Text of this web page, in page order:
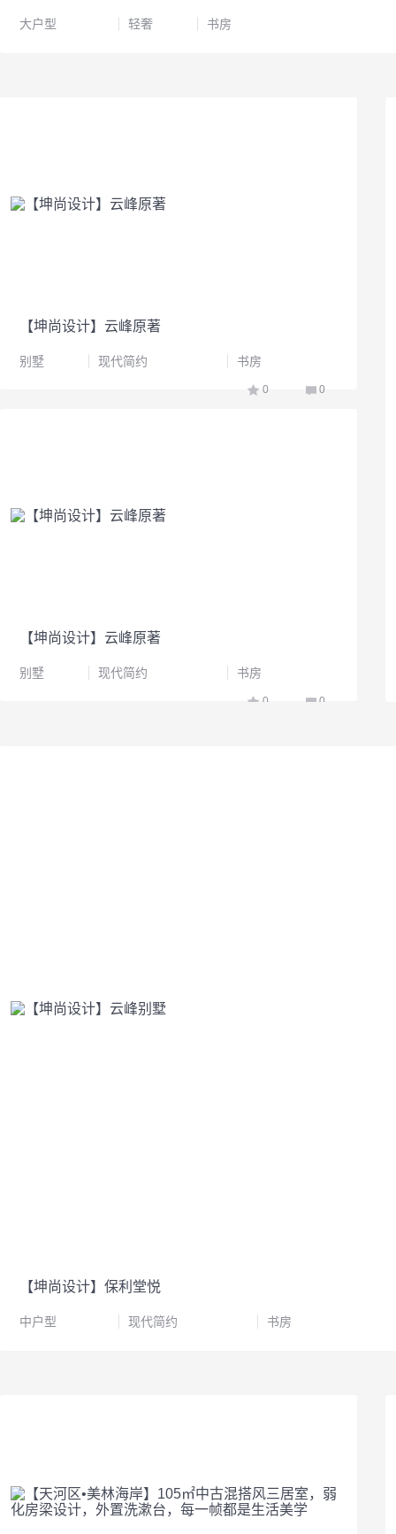
大户型 轻奢 书房
【坤尚设计】云峰原著
别墅 现代简约 书房
0 0
【坤尚设计】云峰原著
别墅 现代简约 书房
0 0
【坤尚设计】保利堂悦
中户型 现代简约 书房